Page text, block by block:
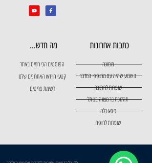
כתבות אחרונות
מימונה
השבוע שהיה עם מתופפי המדבר
שופרות לחתונה
תהלוכת בר מצווה בכותל
כיסא כלה
שופרות לחופה
מה חדש...
הפוסטים הכי חמים באתר
קטעי הוידאו האחרונים שלנו
רשימת פריטים